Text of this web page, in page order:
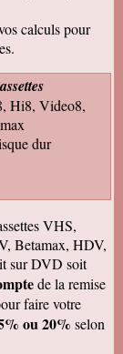
et
! A
veille
de
ses
ferai
vous
de
!
calculs pour
Hi8, Video8,
dur
VHS,
Betamax, HDV,
sur DVD soit
de la remise
faire votre
ou 20% selon